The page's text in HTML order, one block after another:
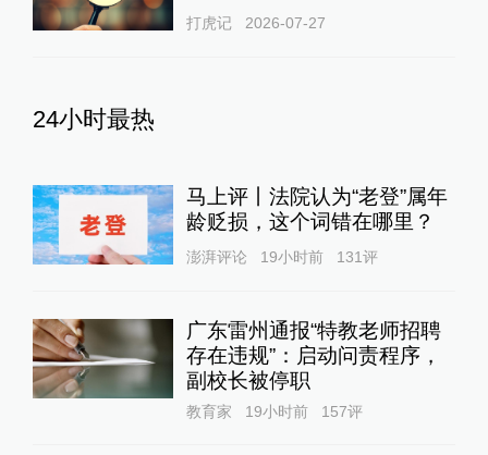
打虎记 2026-07-27
24小时最热
马上评丨法院认为“老登”属年
龄贬损，这个词错在哪里？
澎湃评论 19小时前 131评
广东雷州通报“特教老师招聘
存在违规”：启动问责程序，
副校长被停职
教育家 19小时前 157评